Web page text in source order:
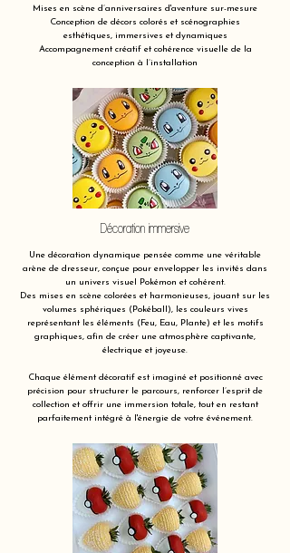
Mises en scène d’anniversaires d'aventure sur-mesure
Conception de décors colorés et scénographies
esthétiques, immersives et dynamiques
Accompagnement créatif et cohérence visuelle de la
conception à l’installation
Décoration immersive
Une décoration dynamique pensée comme une véritable
arène de dresseur, conçue pour envelopper les invités dans
un univers visuel Pokémon et cohérent.
Des mises en scène colorées et harmonieuses, jouant sur les
volumes sphériques (Pokéball), les couleurs vives
représentant les éléments (Feu, Eau, Plante) et les motifs
graphiques, afin de créer une atmosphère captivante,
électrique et joyeuse.
Chaque élément décoratif est imaginé et positionné avec
précision pour structurer le parcours, renforcer l’esprit de
collection et offrir une immersion totale, tout en restant
parfaitement intégré à l'énergie de votre événement.